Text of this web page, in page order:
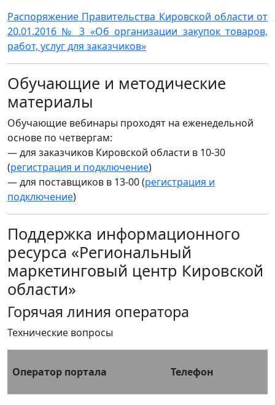
Распоряжение Правительства Кировской области от
20.01.2016 № 3 «Об организации закупок товаров,
работ, услуг для заказчиков»
Обучающие и методические
материалы
Обучающие вебинары проходят на еженедельной
основе по четвергам:
— для заказчиков Кировской области в 10-30
(регистрация и подключение)
— для поставщиков в 13-00 (регистрация и
подключение)
Поддержка информационного
ресурса «Региональный
маркетинговый центр Кировской
области»
Горячая линия оператора
Технические вопросы
Оператор портала Телефон